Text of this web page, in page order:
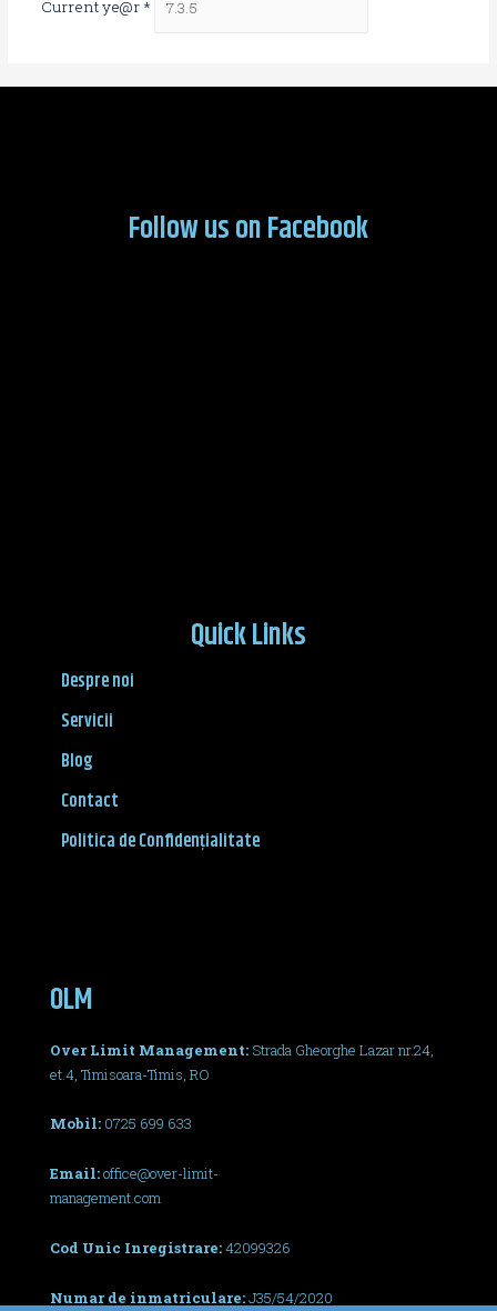
Current ye@r *
Follow us on Facebook
Quick Links
Despre noi
Servicii
Blog
Contact
Politica de Confidențialitate
OLM
Over Limit Management: Strada Gheorghe Lazar nr.24,
et.4, Timisoara-Timis, RO
Mobil: 0725 699 633
Email:office@over-limit-
management.com
Cod Unic Inregistrare:42099326
Numar de inmatriculare:J35/54/2020